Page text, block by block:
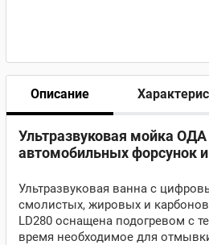
Описание
Ультразвуковая мойка
автомобильных форсунок
Ультразвуковая ванна с
смолистых, жировых и
LD280 оснащена подогревом с
время необходимое для